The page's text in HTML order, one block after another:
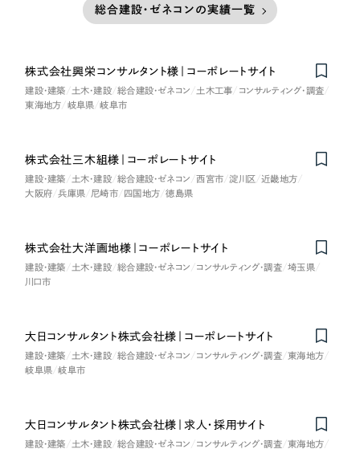
総合建設・ゼネコンの実績一覧
株式会社興栄コンサルタント様｜コーポレートサイト
建設・建築 土木・建設 総合建設・ゼネコン 土木工事
コンサルティング・調査
東海地方
岐阜県 岐阜市
株式会社三木組様｜コーポレートサイト
建設・建築 土木・建設 総合建設・ゼネコン 西宮市 淀川区
近畿地方
大阪府
兵庫県 尼崎市 四国地方 徳島県
株式会社大洋画地様｜コーポレートサイト
建設・建築 土木・建設 総合建設・ゼネコン コンサルティング・調査
埼玉県
川口市
大日コンサルタント株式会社様｜コーポレートサイト
建設・建築 土木・建設 総合建設・ゼネコン コンサルティング・調査
東海地方
岐阜県
岐阜市
大日コンサルタント株式会社様｜求人・採用サイト
建設・建築 土木・建設 総合建設・ゼネコン コンサルティング・調査
東海地方